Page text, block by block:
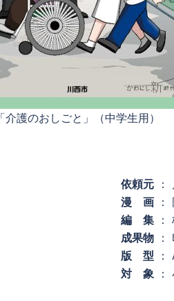
「介護のおしごと」（中学生用）
依頼元：
漫 画：
編 集：
成果物：
版 型 ：
対 象 ：